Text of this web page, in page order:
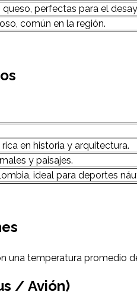
perfectas para el
común en la región.
en historia y arquitectura.
y paisajes.
ideal para deportes
una temperatura promedio
/ Avión)